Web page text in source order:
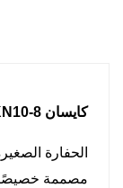
كايسان KN10-8 | حفارة مجنزرة مدمجة بوزن 850 كجم
مصممة خصيصًا